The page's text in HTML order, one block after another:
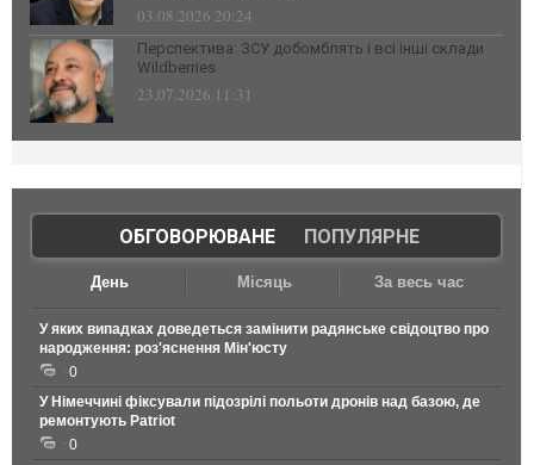
03.08.2026 20:24
Перспектива: ЗСУ добомблять і всі інші склади
Wildberries
23.07.2026 11:31
ОБГОВОРЮВАНЕ| ПОПУЛЯРНЕ
День Місяць За весь час
У яких випадках доведеться замінити радянське свідоцтво про
народження: роз'яснення Мін'юсту
0
У Німеччині фіксували підозрілі польоти дронів над базою, де
ремонтують Patriot
0